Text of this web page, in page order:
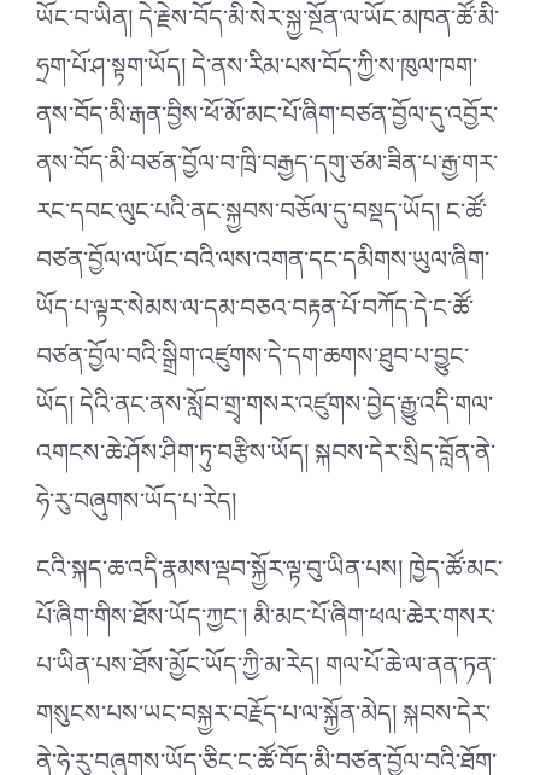
ཡོང་བ་ཡིན། དེ་རྗེས་བོད་མི་སེར་སྐྱ་སྔོན་ལ་ཡོང་མཁན་ཚོ་མི་
ཧྲག་པོ་ཤ་སྟག་ཡོད། དེ་ནས་རིམ་པས་བོད་ཀྱི་ས་ཁུལ་ཁག་
ནས་བོད་མི་རྒན་བྱིས་ཕོ་མོ་མང་པོ་ཞིག་བཙན་བྱོལ་དུ་འབྱོར་
ནས་བོད་མི་བཙན་བྱོལ་བ་ཁྲི་བརྒྱད་དགུ་ཙམ་ཟིན་པ་རྒྱ་གར་
རང་དབང་ལུང་པའི་ནང་སྐྱབས་བཅོལ་དུ་བསྡད་ཡོད། ང་ཚོ་
བཙན་བྱོལ་ལ་ཡོང་བའི་ལས་འགན་དང་དམིགས་ཡུལ་ཞིག་
ཡོད་པ་ལྟར་སེམས་ལ་དམ་བཅའ་བརྟན་པོ་བཀོད་དེ་ང་ཚོ་
བཙན་བྱོལ་བའི་སྒྲིག་འཛུགས་དེ་དག་ཆགས་ཐུབ་པ་བྱུང་
ཡོད། དེའི་ནང་ནས་སློབ་གྲྭ་གསར་འཛུགས་བྱེད་རྒྱུ་འདི་གལ་
འགངས་ཆེ་ཤོས་ཤིག་ཏུ་བརྩིས་ཡོད། སྐབས་དེར་སྲིད་བློན་ནེ་
ཧེ་རུ་བཞུགས་ཡོད་པ་རེད།
ངའི་སྐད་ཆ་འདི་རྣམས་ལྡབ་སྐྱོར་ལྟ་བུ་ཡིན་པས། ཁྱེད་ཚོ་མང་
པོ་ཞིག་གིས་ཐོས་ཡོད་ཀྱང༌། མི་མང་པོ་ཞིག་ཕལ་ཆེར་གསར་
པ་ཡིན་པས་ཐོས་མྱོང་ཡོད་ཀྱི་མ་རེད། གལ་པོ་ཆེ་ལ་ནན་ཏན་
གསུངས་པས་ཡང་བསྐྱར་བརྗོད་པ་ལ་སྐྱོན་མེད། སྐབས་དེར་